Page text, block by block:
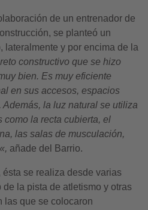
de un entrenador de
se planteó un
lateralmente y por encima de la
constructivo que se hizo
bien. Es muy eficiente
en sus accesos, espacios
la luz natural se utiliza
como la recta cubierta, el
las salas de musculación,
«, añade del Barrio.
se realiza desde varias
la pista de atletismo y otras
las que se colocaron